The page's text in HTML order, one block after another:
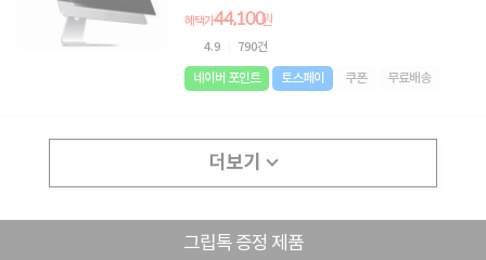
혜택가44,100원
4.9 790건
네이버 포인트 토스페이 쿠폰 무료배송
더보기
그립톡 증정 제품